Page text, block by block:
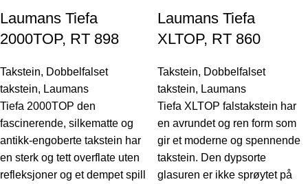
Laumans Tiefa
2000TOP, RT 898
Takstein, Dobbelfalset
takstein, Laumans
Tiefa 2000TOP den
fascinerende, silkematte og
antikk-engoberte takstein har
en sterk og tett overflate uten
refleksjoner og et dempet spill
Laumans Tiefa
XLTOP, RT 860
Takstein, Dobbelfalset
takstein, Laumans
Tiefa XLTOP falstakstein har
en avrundet og ren form som
gir et moderne og spennende
takstein. Den dypsorte
glasuren er ikke sprøytet på